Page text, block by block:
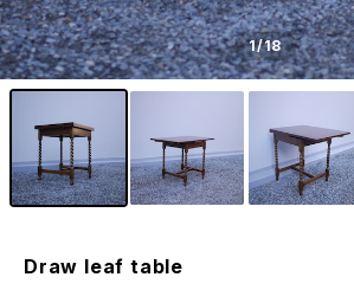
1/18
Draw leaf table